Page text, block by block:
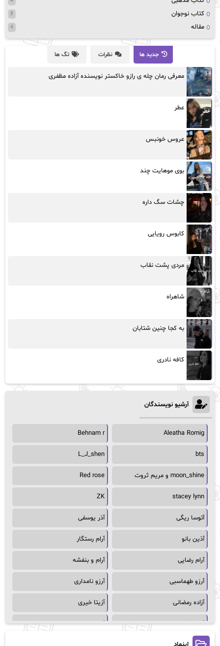
کتاب نوجوان 8
مقاله 4
جدید ها نظرات تگ ها
معرفی رمان چله ی رازو خاکستر نویسنده آزاده مظفری
عطر
عروس خونبس
بوی موهایت چند
چشات سگ داره
کابوس رویایی
مردی پشت نقاب
شاهراه
به کجا چنین شتابان
کافه نادری
آرشیو نویسندگان
Aleatha Romig
Behnam r
bts
L_J_shen
moon_shine و مریم ثروت Red rose
stacey lynn
ZK
آتوسا ریگی آذر یوسفی
آذین بانو آرام رستگار
آرام رضایی آرام و بنفشه
آرزو طهماسبی آرزو نامداری
آزاده رمضانی آزیتا خیری
آسمان64 آسمان۶۵